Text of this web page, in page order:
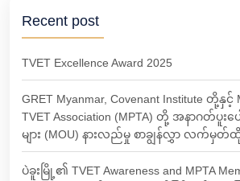
Recent post
TVET Excellence Award 2025
GRET Myanmar, Covenant Institute တို့နှင့်
TVET Association (MPTA) တို့ အနာဂတ်ပူး
များ (MOU) နားလည်မှု စာချွန်လွှာ လက်မှတ်ထို
ပဲခူးမြို့၏ TVET Awareness and MPTA